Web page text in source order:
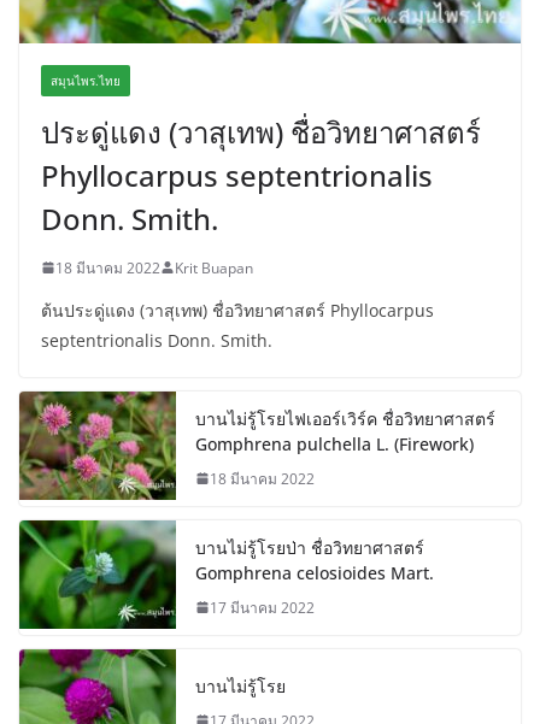
สมุนไพร.ไทย
ประดู่แดง (วาสุเทพ) ชื่อวิทยาศาสตร์
Phyllocarpus septentrionalis
Donn. Smith.
18 มีนาคม 2022 Krit Buapan
ต้นประดู่แดง (วาสุเทพ) ชื่อวิทยาศาสตร์ Phyllocarpus
septentrionalis Donn. Smith.
บานไม่รู้โรยไฟเออร์เวิร์ค ชื่อวิทยาศาสตร์
Gomphrena pulchella L. (Firework)
18 มีนาคม 2022
บานไม่รู้โรยป่า ชื่อวิทยาศาสตร์
Gomphrena celosioides Mart.
17 มีนาคม 2022
บานไม่รู้โรย